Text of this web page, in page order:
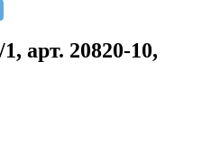
арт. 20820-10,